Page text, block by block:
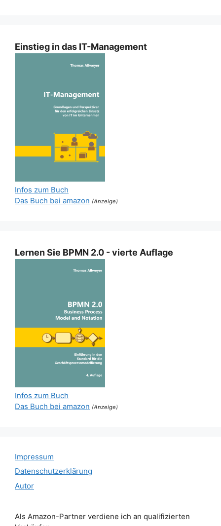
Einstieg in das IT-Management
Infos zum Buch
Das Buch bei amazon (Anzeige)
Lernen Sie BPMN 2.0 - vierte Auflage
Infos zum Buch
Das Buch bei amazon (Anzeige)
Impressum
Datenschutzerklärung
Autor
Als Amazon-Partner verdiene ich an qualifizierten